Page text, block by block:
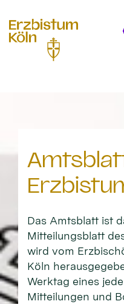
Das Amtsblatt ist
Mitteilungsblatt
wird vom
Köln
Werktag eines
Mitteilungen und